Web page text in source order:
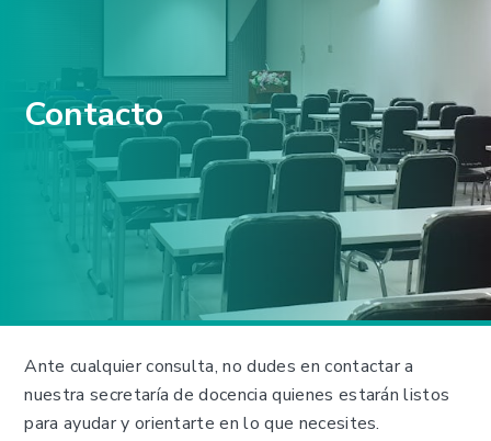
Contacto
Ante cualquier consulta, no dudes en contactar a
nuestra secretaría de docencia quienes estarán listos
para ayudar y orientarte en lo que necesites.